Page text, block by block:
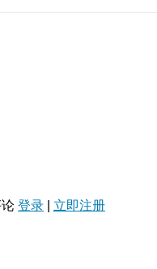
登录 立即注册